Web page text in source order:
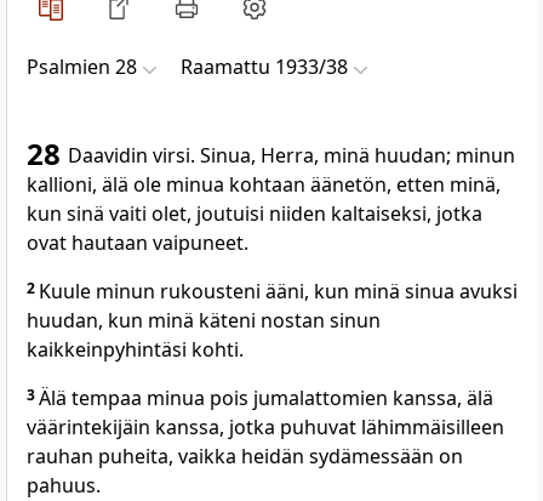
Psalmien 28 Raamattu 1933/38
28 Daavidin virsi. Sinua, Herra, minä huudan; minun
kallioni, älä ole minua kohtaan äänetön, etten minä,
kun sinä vaiti olet, joutuisi niiden kaltaiseksi, jotka
ovat hautaan vaipuneet.
2 Kuule minun rukousteni ääni, kun minä sinua avuksi
huudan, kun minä käteni nostan sinun
kaikkeinpyhintäsi kohti.
3Älä tempaa minua pois jumalattomien kanssa, älä
väärintekijäin kanssa, jotka puhuvat lähimmäisilleen
rauhan puheita, vaikka heidän sydämessään on
pahuus.